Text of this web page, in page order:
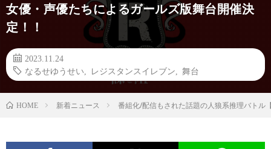
女優・声優たちによるガールズ版舞台開催決
定！！
2023.11.24
なるせゆうせい
レジスタンスイレブン 舞台
HOME 新着ニュース 番組化/配信もされた話題の人狼系推理バトル